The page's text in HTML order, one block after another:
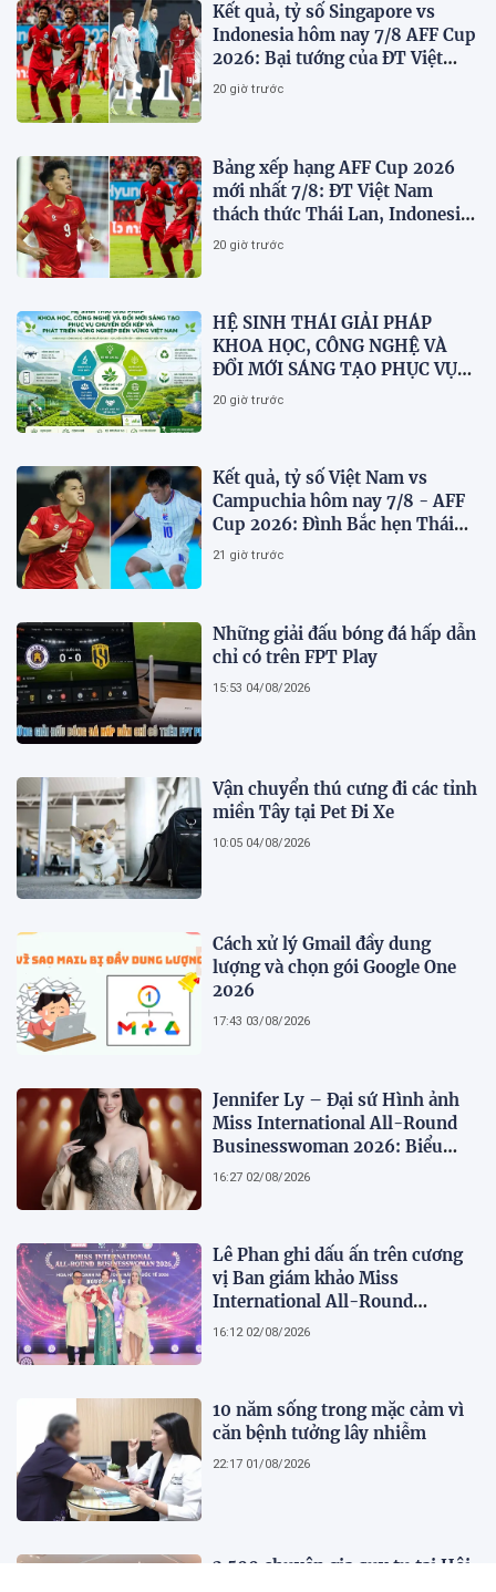
Kết quả, tỷ số Singapore vs
Indonesia hôm nay 7/8 AFF Cup
2026: Bại tướng của ĐT Việt
nam dừng bước sớm
20 giờ trước
Bảng xếp hạng AFF Cup 2026
mới nhất 7/8: ĐT Việt Nam
thách thức Thái Lan, Indonesia
dừng bước
20 giờ trước
HỆ SINH THÁI GIẢI PHÁP
KHOA HỌC, CÔNG NGHỆ VÀ
ĐỔI MỚI SÁNG TẠO PHỤC VỤ
CHUYỂN ĐỔI KÉP VÀ PHÁT
20 giờ trước
Kết quả, tỷ số Việt Nam vs
Campuchia hôm nay 7/8 - AFF
Cup 2026: Đình Bắc hẹn Thái
Lan ở chung kết?
21 giờ trước
Những giải đấu bóng đá hấp dẫn
chỉ có trên FPT Play
15:53 04/08/2026
Vận chuyển thú cưng đi các tỉnh
miền Tây tại Pet Đi Xe
10:05 04/08/2026
Cách xử lý Gmail đầy dung
lượng và chọn gói Google One
2026
17:43 03/08/2026
Jennifer Ly – Đại sứ Hình ảnh
Miss International All-Round
Businesswoman 2026: Biểu
tượng của nhan sắc, trí tuệ và
16:27 02/08/2026
Lê Phan ghi dấu ấn trên cương
vị Ban giám khảo Miss
International All-Round
Businesswoman 2026: Thanh
16:12 02/08/2026
10 năm sống trong mặc cảm vì
căn bệnh tưởng lây nhiễm
22:17 01/08/2026
2.500 chuyên gia quy tụ tại Hội